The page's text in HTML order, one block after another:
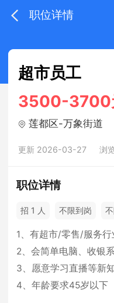
职位详情
超市员工
3500-3700
莲都区-万象街道
更新 2026-03-27 浏
职位详情
招 1 人 不限到岗
1、有超市/零售/服务行
2、会简单电脑、收银
3、愿意学习直播等新知
4、年龄要求45岁以下